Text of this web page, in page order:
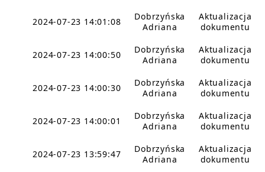
2024-07-23 14:01:08
Dobrzyńska
Adriana
Aktualizacja
dokumentu
2024-07-23 14:00:50
Dobrzyńska
Adriana
Aktualizacja
dokumentu
2024-07-23 14:00:30
Dobrzyńska
Adriana
Aktualizacja
dokumentu
2024-07-23 14:00:01
Dobrzyńska
Adriana
Aktualizacja
dokumentu
2024-07-23 13:59:47
Dobrzyńska
Adriana
Aktualizacja
dokumentu